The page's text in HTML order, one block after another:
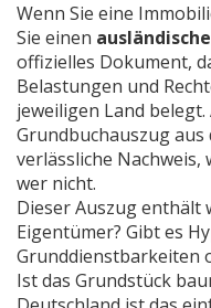
Wenn Sie eine
Sie einen
offizielles Dokument,
Belastungen und
jeweiligen Land belegt
Grundbuchauszug aus
verlässliche
wer nicht.
Dieser Auszug enthält
Eigentümer? Gibt es
Grunddienstbarkeiten
Ist das Grundstück